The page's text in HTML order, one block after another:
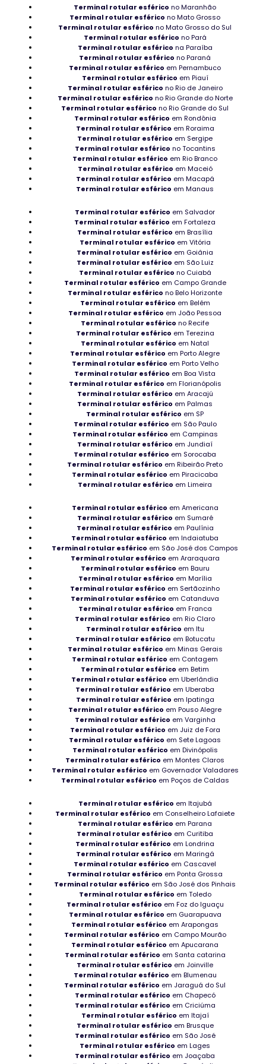
Distribuidor de Rolamentos para pedreira
Distribuidor rolamentos manutenção
Rolamentos baratos de 2° linha
Mancal Industrial em Roraima
Rolamento para indústria de celulose
Tipo de Rolamentos em Roraima
Rolamentos Autocompensadores de esferas em
Florianópolis
Rolamento SKF bom em Rondônia
Rolamento NTN em Macapá
Mancal de rolamento industrial em Rondônia
Rolamentos para automação industrial
Rolamento para ventilador industrial
Rolamento para bomba d’água
Mancais NTN no Espírito Santo
Rolamento de rolo cilíndrico no Recife
Rolamentos de maior durabilidade
Distribuidor de rolamentos de poliamida
Peças para pavimentação industrial
Rolamentos Agulha em Roraima
Mancal Axial de Esferas em São Paulo
Distribuidora de mancais FBM
Rolamento para usinas industriais
Rolamento Axial no Rio Grande do Sul
Rolamentos agulha industriais
Manutenção de máquinas industriais
Rolamento de super precisão
Onde adquirir Rolamento de agulha em Goiás
Rolamentos para colheitadeiras à venda
Adquirir Rolamentso de boa qualidade em Goiânia
Rolamento para uso ferroviário
Rolamento Autocompensador em Rondônia
Rolamento de boa qualidade industrial
Mancais NSK em Rondônia
Mancal Autocompensador no Tocantins
Rolamento para maromba
Rolamento para CNC distribuidor
Peças de manutenção de máquina
Distribuidor de peças para compressor
Rolamentos NTN no Rio Grande do Sul
Loja de Mancais NSK
Distribuidor de Mancais de apoio
Rolamentos de Deslizamento em Minas Gerais
Terminal rotular esférico no Maranhão
Terminal rotular esférico no Mato Grosso
Terminal rotular esférico no Mato Grosso do Sul
Terminal rotular esférico no Pará
Terminal rotular esférico na Paraíba
Terminal rotular esférico no Paraná
Terminal rotular esférico em Pernambuco
Terminal rotular esférico em Piauí
Terminal rotular esférico no Rio de Janeiro
Terminal rotular esférico no Rio Grande do Norte
Terminal rotular esférico no Rio Grande do Sul
Terminal rotular esférico em Rondônia
Terminal rotular esférico em Roraima
Terminal rotular esférico em Sergipe
Terminal rotular esférico no Tocantins
Terminal rotular esférico em Rio Branco
Terminal rotular esférico em Maceió
Terminal rotular esférico em Macapá
Terminal rotular esférico em Manaus
Terminal rotular esférico em Salvador
Terminal rotular esférico em Fortaleza
Terminal rotular esférico em Brasília
Terminal rotular esférico em Vitória
Terminal rotular esférico em Goiânia
Terminal rotular esférico em São Luiz
Terminal rotular esférico no Cuiabá
Terminal rotular esférico em Campo Grande
Terminal rotular esférico no Belo Horizonte
Terminal rotular esférico em Belém
Terminal rotular esférico em João Pessoa
Terminal rotular esférico no Recife
Terminal rotular esférico em Terezina
Terminal rotular esférico em Natal
Terminal rotular esférico em Porto Alegre
Terminal rotular esférico em Porto Velho
Terminal rotular esférico em Boa Vista
Terminal rotular esférico em Florianópolis
Terminal rotular esférico em Aracajú
Terminal rotular esférico em Palmas
Terminal rotular esférico em SP
Terminal rotular esférico em São Paulo
Terminal rotular esférico em Campinas
Terminal rotular esférico em Jundiaí
Terminal rotular esférico em Sorocaba
Terminal rotular esférico em Ribeirão Preto
Terminal rotular esférico em Piracicaba
Terminal rotular esférico em Limeira
Terminal rotular esférico em Americana
Terminal rotular esférico em Sumaré
Terminal rotular esférico em Paulínia
Terminal rotular esférico em Indaiatuba
Terminal rotular esférico em São José dos Campos
Terminal rotular esférico em Araraquara
Terminal rotular esférico em Bauru
Terminal rotular esférico em Marília
Terminal rotular esférico em Sertãozinho
Terminal rotular esférico em Catanduva
Terminal rotular esférico em Franca
Terminal rotular esférico em Rio Claro
Terminal rotular esférico em Itu
Terminal rotular esférico em Botucatu
Terminal rotular esférico em Minas Gerais
Terminal rotular esférico em Contagem
Terminal rotular esférico em Betim
Terminal rotular esférico em Uberlândia
Terminal rotular esférico em Uberaba
Terminal rotular esférico em Ipatinga
Terminal rotular esférico em Pouso Alegre
Terminal rotular esférico em Varginha
Terminal rotular esférico em Juiz de Fora
Terminal rotular esférico em Sete Lagoas
Terminal rotular esférico em Divinópolis
Terminal rotular esférico em Montes Claros
Terminal rotular esférico em Governador Valadares
Terminal rotular esférico em Poços de Caldas
Terminal rotular esférico em Itajubá
Terminal rotular esférico em Conselheiro Lafaiete
Terminal rotular esférico em Parana
Terminal rotular esférico em Curitiba
Terminal rotular esférico em Londrina
Terminal rotular esférico em Maringá
Terminal rotular esférico em Cascavel
Terminal rotular esférico em Ponta Grossa
Terminal rotular esférico em São José dos Pinhais
Terminal rotular esférico em Toledo
Terminal rotular esférico em Foz do Iguaçu
Terminal rotular esférico em Guarapuava
Terminal rotular esférico em Arapongas
Terminal rotular esférico em Campo Mourão
Terminal rotular esférico em Apucarana
Terminal rotular esférico em Santa catarina
Terminal rotular esférico em Joinville
Terminal rotular esférico em Blumenau
Terminal rotular esférico em Jaraguá do Sul
Terminal rotular esférico em Chapecó
Terminal rotular esférico em Criciúma
Terminal rotular esférico em Itajaí
Terminal rotular esférico em Brusque
Terminal rotular esférico em São José
Terminal rotular esférico em Lages
Terminal rotular esférico em Joaçaba